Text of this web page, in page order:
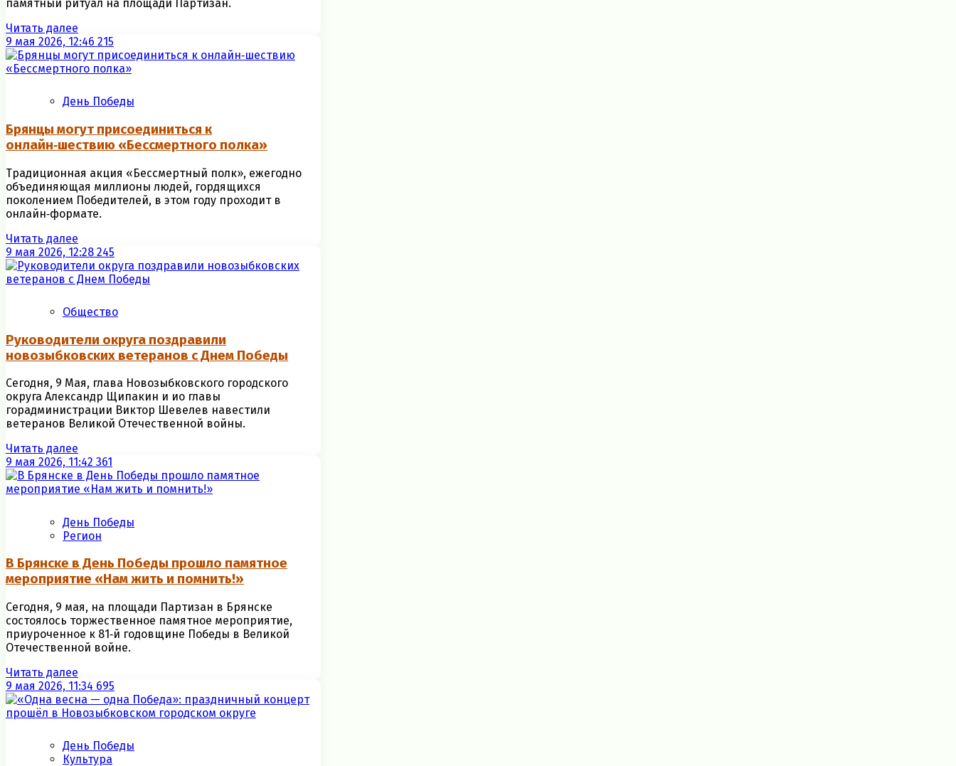
памятный ритуал на площади Партизан.
Читать далее
9 мая 2026, 12:46 215
День Победы
Брянцы могут присоединиться к
онлайн‑шествию «Бессмертного полка»
Традиционная акция «Бессмертный полк», ежегодно
объединяющая миллионы людей, гордящихся
поколением Победителей, в этом году проходит в
онлайн‑формате.
Читать далее
9 мая 2026, 12:28 245
Общество
Руководители округа поздравили
новозыбковских ветеранов с Днем Победы
Сегодня, 9 Мая, глава Новозыбковского городского
округа Александр Щипакин и ио главы
горадминистрации Виктор Шевелев навестили
ветеранов Великой Отечественной войны.
Читать далее
9 мая 2026, 11:42 361
День Победы
Регион
В Брянске в День Победы прошло памятное
мероприятие «Нам жить и помнить!»
Сегодня, 9 мая, на площади Партизан в Брянске
состоялось торжественное памятное мероприятие,
приуроченное к 81‑й годовщине Победы в Великой
Отечественной войне.
Читать далее
9 мая 2026, 11:34 695
День Победы
Культура